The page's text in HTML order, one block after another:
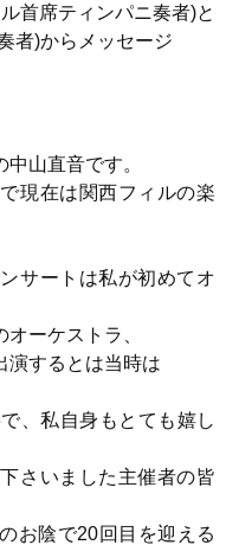
首席ティンパニ奏者)と
者)からメッセージ
山直音です。
現在は関西フィルの楽
サートは私が初めてオ
ーケストラ、
演するとは当時は
、私自身もとても嬉し
さいました主催者の皆
お陰で20回目を迎える